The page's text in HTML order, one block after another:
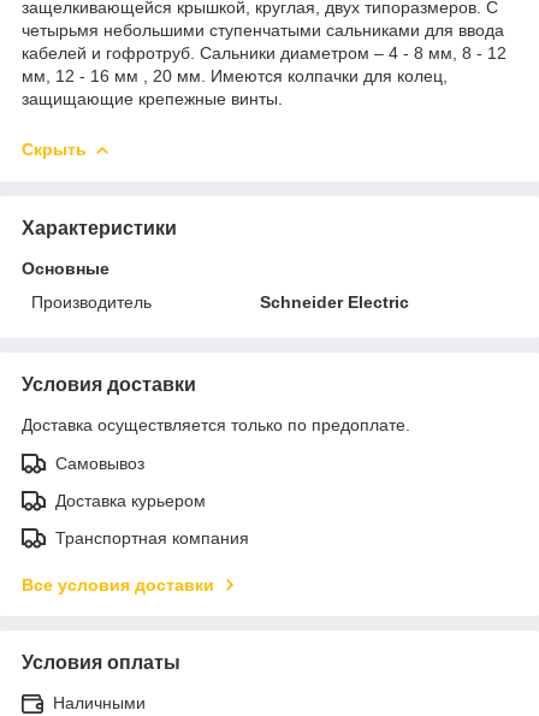
защелкивающейся крышкой, круглая, двух типоразмеров. С
четырьмя небольшими ступенчатыми сальниками для ввода
кабелей и гофротруб. Сальники диаметром – 4 - 8 мм, 8 - 12
мм, 12 - 16 мм , 20 мм. Имеются колпачки для колец,
защищающие крепежные винты.
Скрыть
Характеристики
Основные
Производитель
Schneider Electric
Условия доставки
Доставка осуществляется только по предоплате.
Самовывоз
Доставка курьером
Транспортная компания
Все условия доставки
Условия оплаты
Наличными